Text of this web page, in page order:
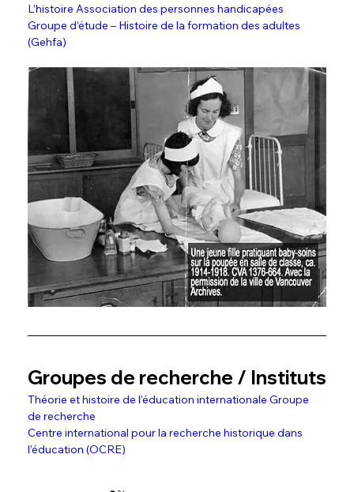
L’histoire Association des personnes handicapées
Groupe d’étude – Histoire de la formation des adultes
(Gehfa)
Groupes de recherche / Instituts
Théorie et histoire de l’éducation internationale Groupe
de recherche
Centre international pour la recherche historique dans
l’éducation (OCRE)